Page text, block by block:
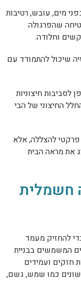
מים, עובש, רטיבות
שהפרגולה
וחלודה.
שיכול להתמודד עם
לסביבות חיצוניות
החיצוני של הבי
פרקטי להצללה, אלא
את מראה הבית
חשמלית
להחזיק מעמד
המשמשים בבניית
חזקים ועמידים
כמו שמש, גשם,